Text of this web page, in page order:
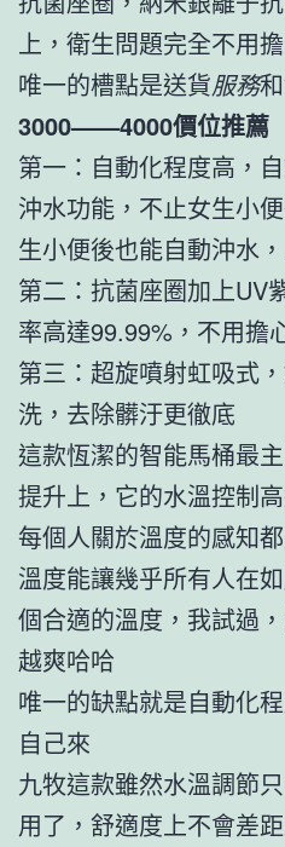
上，衛生問題完全不用
唯一的槽點是送貨服務
3000——4000價位推薦
第一：自動化程度高，
沖水功能，不止女生小
生小便後也能自動沖水
第二：抗菌座圈加上UV
率高達99.99%，不用擔
第三：超旋噴射虹吸式
洗，去除髒汙更徹底
這款恆潔的智能馬桶最
提升上，它的水溫控制
每個人關於溫度的感知
溫度能讓幾乎所有人在
個合適的溫度，我試過
越爽哈哈
唯一的缺點就是自動化
自己來
九牧這款雖然水溫調節
用了，舒適度上不會差